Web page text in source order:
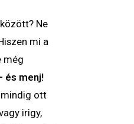
Ne
mi a
még
és menj!
mindig ott
irigy,